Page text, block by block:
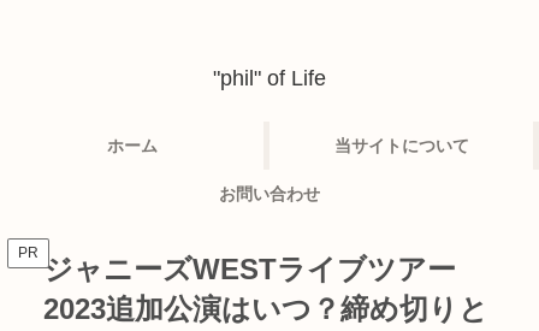
"phil" of Life
ホーム 当サイトについて
お問い合わせ
PR ジャニーズWESTライブツアー
2023追加公演はいつ？締め切りと